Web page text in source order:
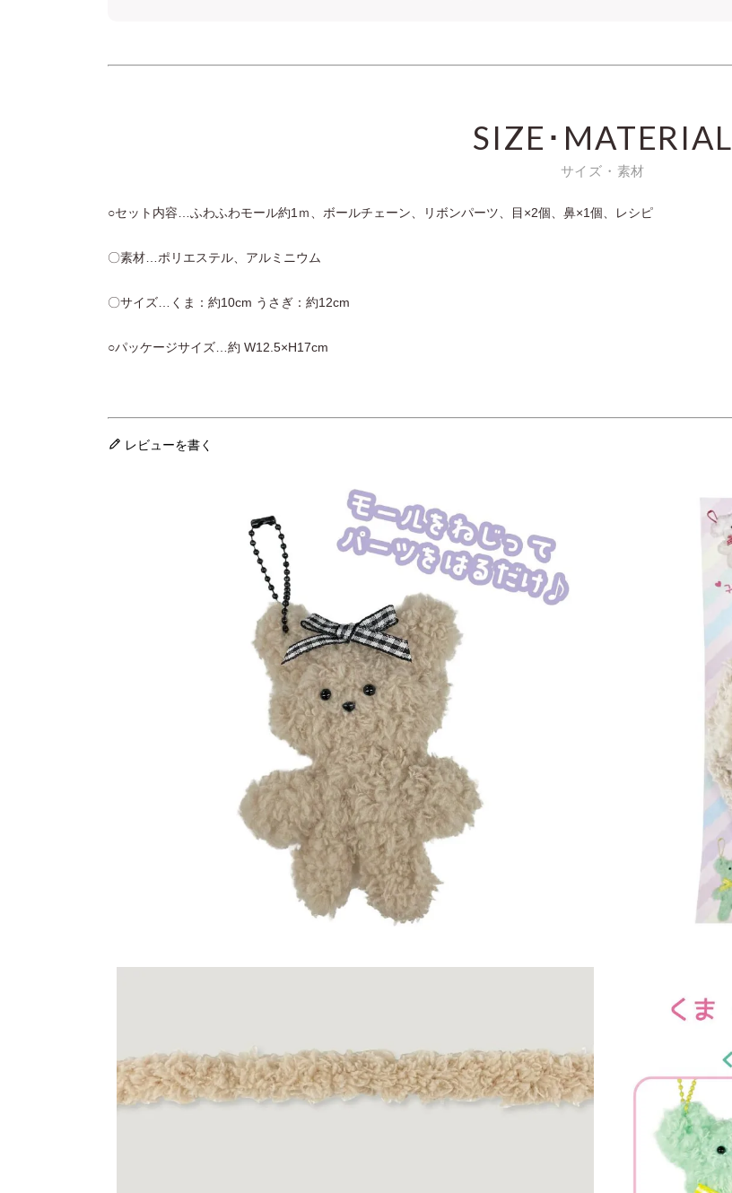
SIZE･MATERIAL
サイズ・素材
○セット内容…ふわふわモール約1ｍ、ボールチェーン、リボンパーツ、目×2個、鼻×1個、レシピ
〇素材…ポリエステル、アルミニウム
〇サイズ…くま：約10cm うさぎ：約12cm
○パッケージサイズ…約 W12.5×H17cm
レビューを書く